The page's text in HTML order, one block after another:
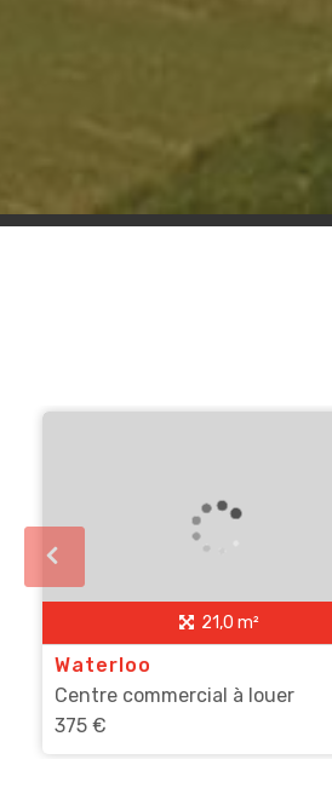
21,0 m²
Waterloo
Centre commercial à louer
375 €